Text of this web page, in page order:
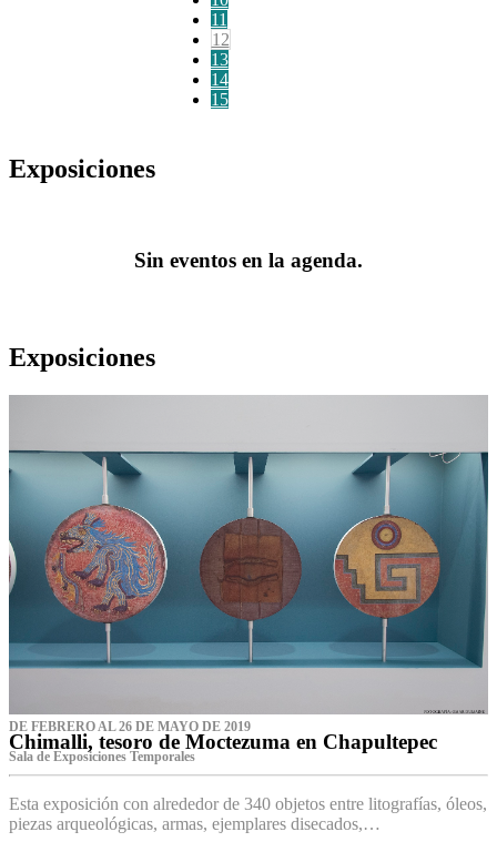
11
12
13
14
15
Exposiciones
Sin eventos en la agenda.
Exposiciones
DE FEBRERO AL 26 DE MAYO DE 2019
Chimalli, tesoro de Moctezuma en Chapultepec
Sala de Exposiciones Temporales
Esta exposición con alrededor de 340 objetos entre litografías, óleos,
piezas arqueológicas, armas, ejemplares disecados,…